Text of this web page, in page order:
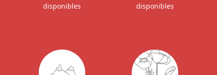
disponibles
disponibles